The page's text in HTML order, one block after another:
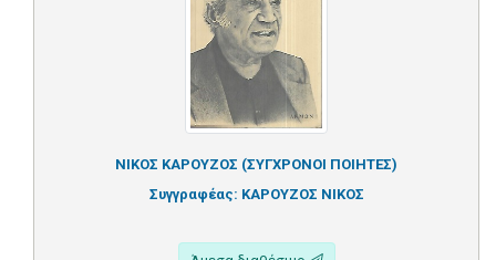
ΝΙΚΟΣ ΚΑΡΟΥΖΟΣ (ΣΥΓΧΡΟΝΟΙ ΠΟΙΗΤΕΣ)
Συγγραφέας: ΚΑΡΟΥΖΟΣ ΝΙΚΟΣ